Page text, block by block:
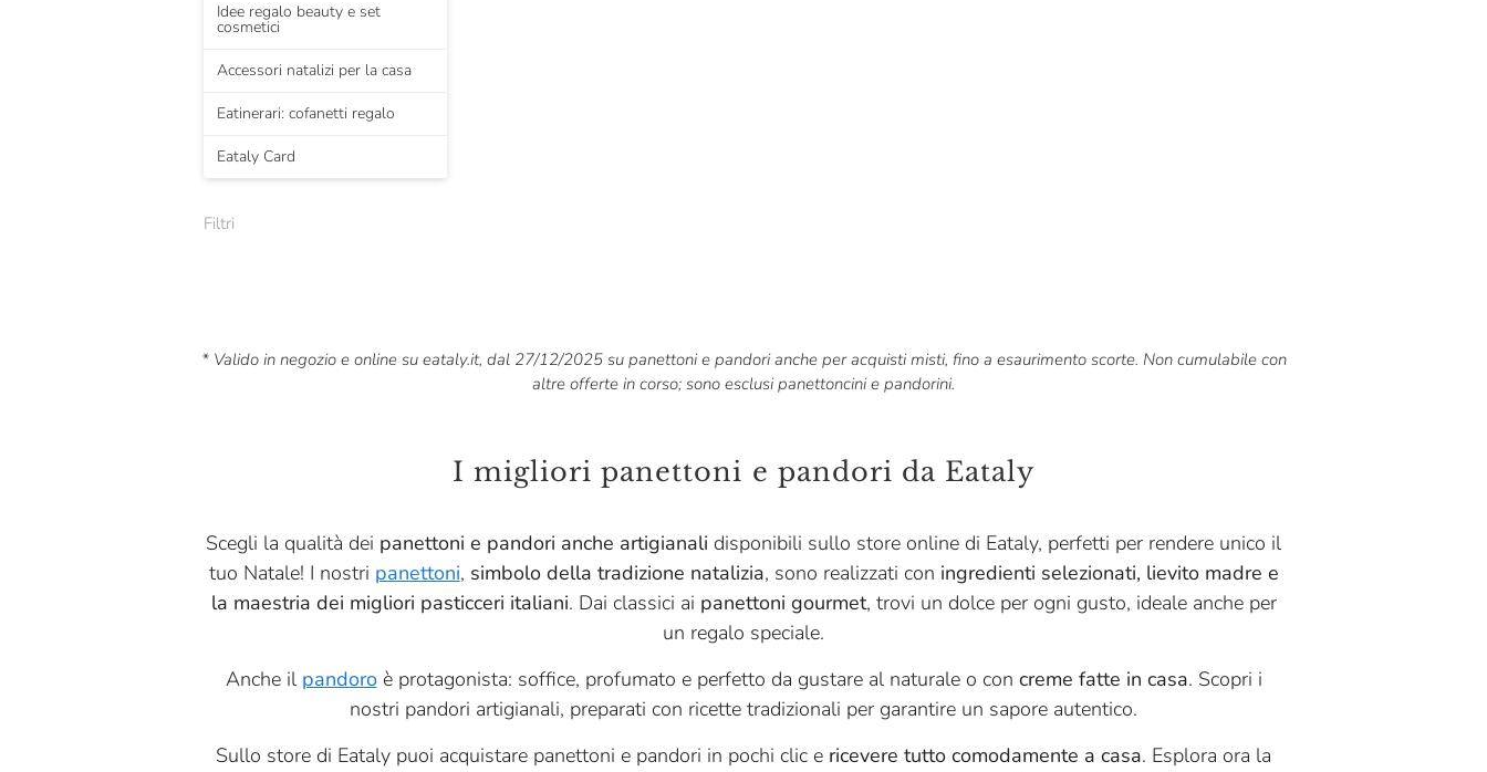
Idee regalo beauty e set
cosmetici
Accessori natalizi per la casa
Eatinerari: cofanetti regalo
Eataly Card
Filtri
* Valido in negozio e online su eataly.it, dal 27/12/2025 su panettoni e pandori anche per acquisti misti, fino a esaurimento scorte. Non cumulabile con
altre offerte in corso; sono esclusi panettoncini e pandorini.
I migliori panettoni e pandori da Eataly
Scegli la qualità dei panettoni e pandori anche artigianali disponibili sullo store online di Eataly, perfetti per rendere unico il
tuo Natale! I nostri panettoni, simbolo della tradizione natalizia, sono realizzati con ingredienti selezionati, lievito madre e
la maestria dei migliori pasticceri italiani. Dai classici ai panettoni gourmet, trovi un dolce per ogni gusto, ideale anche per
un regalo speciale.
Anche il pandoro è protagonista: soffice, profumato e perfetto da gustare al naturale o con creme fatte in casa. Scopri i
nostri pandori artigianali, preparati con ricette tradizionali per garantire un sapore autentico.
Sullo store di Eataly puoi acquistare panettoni e pandori in pochi clic e ricevere tutto comodamente a casa. Esplora ora la